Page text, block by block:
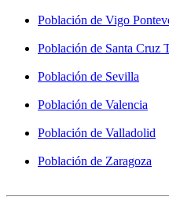
Población de Vigo
Población de Santa Cruz
Población de Sevilla
Población de Valencia
Población de Valladolid
Población de Zaragoza